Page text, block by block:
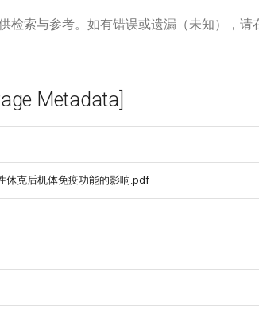
检索与参考。如有错误或遗漏（未知），请
Metadata]
休克后机体免疫功能的影响.pdf